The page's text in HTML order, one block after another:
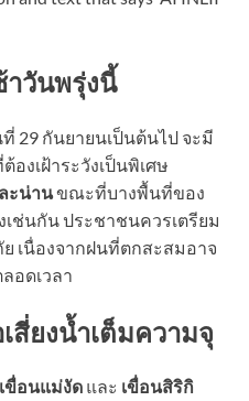
วันพรุ่งนี้
29 กันยายนเป็นต้นไป จะมี
งเฝ้าระวังเป็นพิเศษ
ะน่านขณะที่บางพื้นที่ของ
เช่นกัน ประชาชนควรเตรียม
เนื่องจากฝนที่ตกสะสมอาจ
อดเวลา
สี่ยงน้ำเต็มความจุ
เขื่อนแม่งัด และ เขื่อนสิริกิ